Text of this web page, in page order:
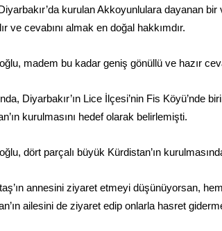
kurulan Akkoyunlulara dayanan bir
ve cevabını almak en doğal hakkımdır.
madem bu kadar geniş gönüllü ve hazır
Diyarbakır’ın Lice İlçesi’nin Fis
kurulmasını hedef olarak belirlemişti.
dört parçalı büyük Kürdistan’ın
annesini ziyaret etmeyi düşünüyorsan,
ailesini de ziyaret edip onlarla hasret